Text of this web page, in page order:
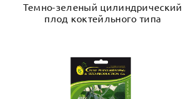
Темно-зеленый цилиндрический
плод коктейльного типа